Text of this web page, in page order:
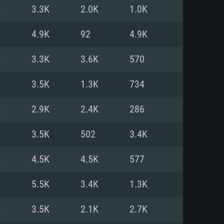
DirectX 11 ou plus et
1060 et plus, Radeon RX
Internet à haut débit
Vega II ou plus avec
Internet à haut débit
1060 avec les derniers
mois) / de même pour AMD
les derniers drivers de
3.3K 2.0K 1.0K
4.9K 92 4.9K
3.3K 3.6K 570
3.5K 1.3K 734
2.9K 2.4K 286
3.5K 502 3.4K
4.5K 4.5K 577
5.5K 3.4K 1.3K
3.5K 2.1K 2.7K